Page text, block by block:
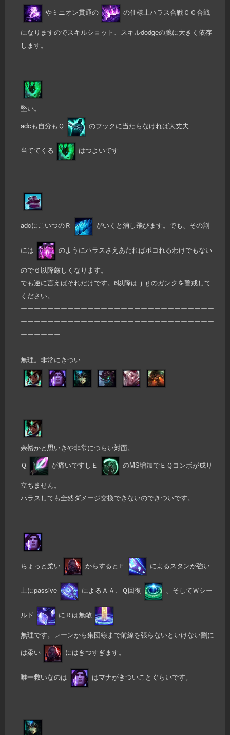
やミニオン貫通の
の仕様上ハラス合戦ＣＣ合戦
になりますのでスキルショット、スキルdodgeの腕に大きく依存
します。
堅い。
adcも自分もＱ
のフックに当たらなければ大丈夫
当ててくる はつよいです
adcにこいつのＲ がいくと消し飛びます。でも、その割
には のようにハラスさえあたればボコれるわけでもない
ので６以降厳しくなります。
でも逆に言えばそれだけです。6以降はｊｇのガンクを警戒して
ください。
ーーーーーーーーーーーーーーーーーーーーーーーーーーーーー
ーーーーーーーーーーーーーーーーーーーーーーーーーーーーー
ーーーーーー
無理。非常にきつい
余裕かと思いきや非常につらい対面。
Ｑ
が痛いですしＥ のMS増加でＥＱコンボが成り
立ちません。
ハラスしても全然ダメージ交換できないのできついです。
ちょっと柔い からするとＥ によるスタンが強い
上にpassive によるＡＡ、Ｑ回復 、そしてＷシー
ルド にＲは無敵
無理です。レーンから集団線まで前線を張らないといけない割に
は柔い
にはきつすぎます。
唯一救いなのは はマナがきついことぐらいです。